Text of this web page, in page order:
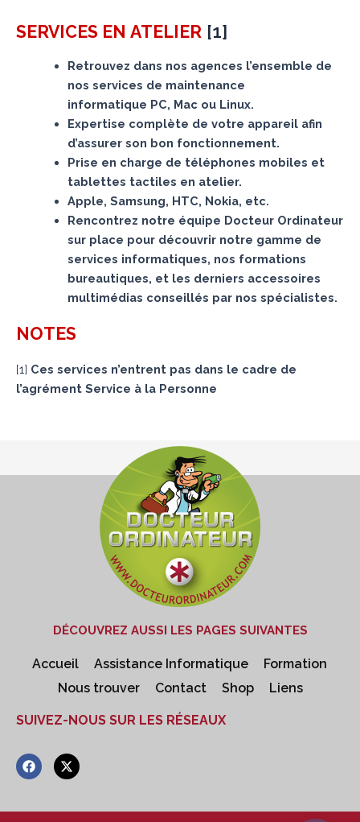
SERVICES EN ATELIER [1]
Retrouvez dans nos agences l’ensemble de
nos services de maintenance
informatique PC, Mac ou Linux.
Expertise complète de votre appareil afin
d’assurer son bon fonctionnement.
Prise en charge de téléphones mobiles et
tablettes tactiles en atelier.
Apple, Samsung, HTC, Nokia, etc.
Rencontrez notre équipe Docteur Ordinateur
sur place pour découvrir notre gamme de
services informatiques, nos formations
bureautiques, et les derniers accessoires
multimédias conseillés par nos spécialistes.
NOTES
[1] Ces services n’entrent pas dans le cadre de
l’agrément Service à la Personne
DÉCOUVREZ AUSSI LES PAGES SUIVANTES
Accueil Assistance Informatique
Formation
Nous trouver
Contact Shop Liens
SUIVEZ-NOUS SUR LES RÉSEAUX
F
a
b
X
-
i